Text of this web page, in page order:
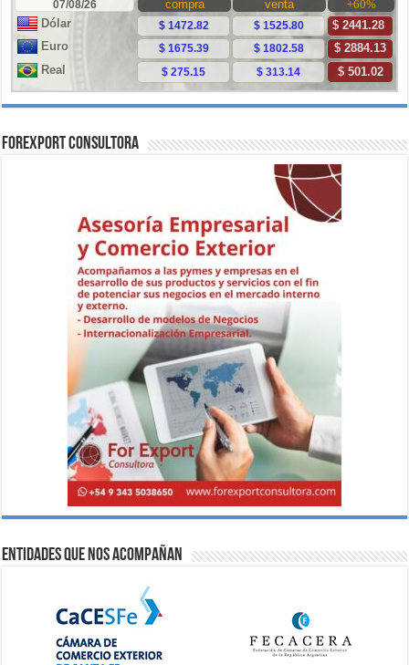
ForExport Consultora
Entidades que nos acompañan